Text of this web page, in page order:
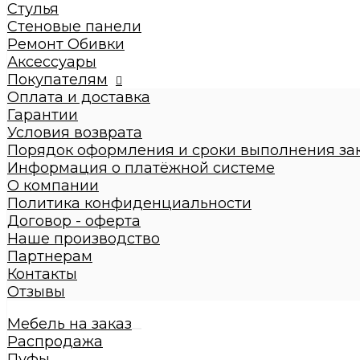
Кровати взрослые
Стулья
Стеновые панели
Ремонт Обивки
Галерея
Стулья
Стеновые панели
Ремонт Обивки
Аксессуары
Покупателям
Оплата и доставка
Гарантии
Условия возврата
Порядок оформления и сроки выполнения
Информация о платёжной системе
О компании
Политика конфиденциальности
Договор - оферта
Наше производство
Партнерам
Контакты
Отзывы
Мебель на заказ
Распродажа